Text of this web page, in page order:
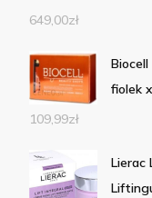
649,00zł
fiolek
109,99zł
Lierac